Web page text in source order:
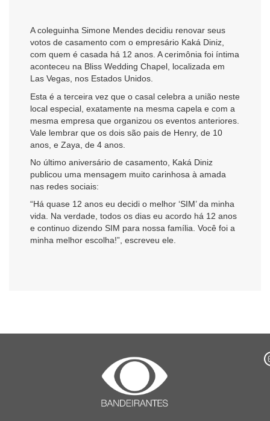
A coleguinha Simone Mendes decidiu renovar seus
votos de casamento com o empresário Kaká Diniz,
com quem é casada há 12 anos. A cerimônia foi íntima
aconteceu na Bliss Wedding Chapel, localizada em
Las Vegas, nos Estados Unidos.
Esta é a terceira vez que o casal celebra a união neste
local especial, exatamente na mesma capela e com a
mesma empresa que organizou os eventos anteriores.
Vale lembrar que os dois são pais de Henry, de 10
anos, e Zaya, de 4 anos.
No último aniversário de casamento, Kaká Diniz
publicou uma mensagem muito carinhosa à amada
nas redes sociais:
“Há quase 12 anos eu decidi o melhor ‘SIM’ da minha
vida. Na verdade, todos os dias eu acordo há 12 anos
e continuo dizendo SIM para nossa família. Você foi a
minha melhor escolha!”, escreveu ele.